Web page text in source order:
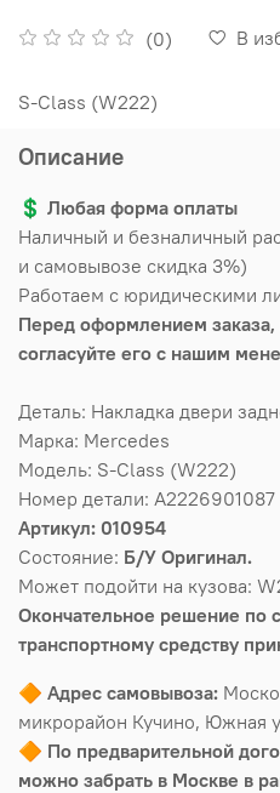
(0) В
S-Class (W222)
Описание
💲 Любая форма оплаты
Наличный и безналичный
и самовывозе скидка 3%)
Работаем с юридическими
Перед оформлением заказа,
согласуйте его с нашим
Деталь: Накладка двери
Марка: Mercedes
Модель: S-Class (W222)
Номер детали: A2226901087
Артикул: 010954
Состояние: Б/У Оригинал.
Может подойти на кузова:
Окончательное решение по
транспортному средству
🔶 Адрес самовывоза:
микрорайон Кучино, Южная
🔶 По предварительной
можно забрать в Москве в